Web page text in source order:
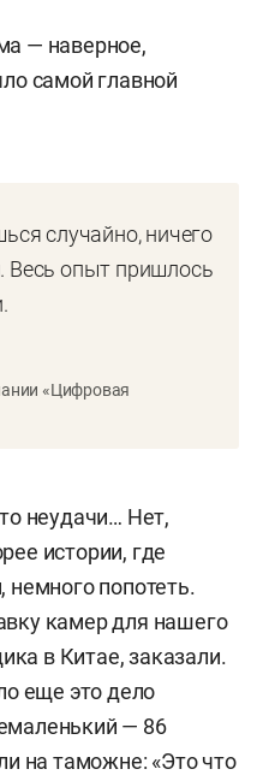
— наверное,
самой главной
случайно, ничего
Весь опыт пришлось
«Цифровая
неудачи… Нет,
истории, где
немного попотеть.
камер для нашего
в Китае, заказали.
еще это дело
— 86
на таможне: «Это что